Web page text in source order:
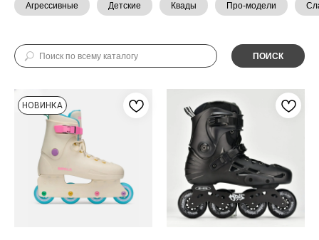
Агрессивные Детские Квады Про-модели
ПОИСК
НОВИНКА